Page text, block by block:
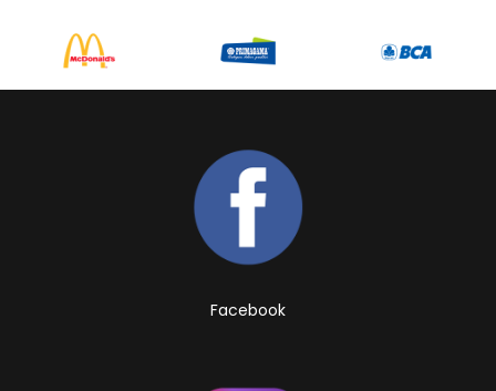
Facebook